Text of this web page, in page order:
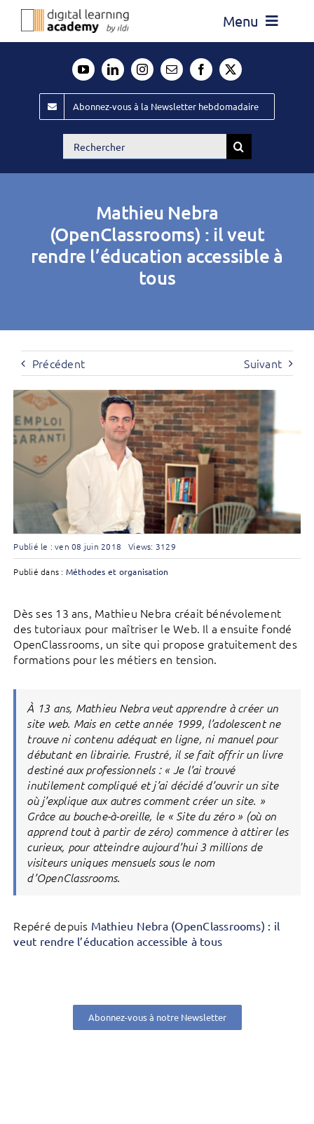
Passer
Menu
Évènements ILDI
Offres d’emploi
Contact
Abonnez-vous à la Newsletter hebdomadaire
Rechercher:
Mathieu Nebra
(OpenClassrooms) : il veut
rendre l’éducation accessible à
tous
Précédent Suivant
Publié le : ven 08 juin 2018 Views: 3129
Publié dans : Méthodes et organisation
Dès ses 13 ans, Mathieu Nebra créait bénévolement
des tutoriaux pour maîtriser le Web. Il a ensuite fondé
OpenClassrooms, un site qui propose gratuitement des
formations pour les métiers en tension.
À 13 ans, Mathieu Nebra veut apprendre à créer un
site web. Mais en cette année 1999, l’adolescent ne
trouve ni contenu adéquat en ligne, ni manuel pour
débutant en librairie. Frustré, il se fait offrir un livre
destiné aux professionnels : « Je l’ai trouvé
inutilement compliqué et j’ai décidé d’ouvrir un site
où j’explique aux autres comment créer un site. »
Grâce au bouche-à-oreille, le « Site du zéro » (où on
apprend tout à partir de zéro) commence à attirer les
curieux, pour atteindre aujourd’hui 3 millions de
visiteurs uniques mensuels sous le nom
d’OpenClassrooms.
Repéré depuis Mathieu Nebra (OpenClassrooms) : il
veut rendre l’éducation accessible à tous
Abonnez-vous à notre Newsletter